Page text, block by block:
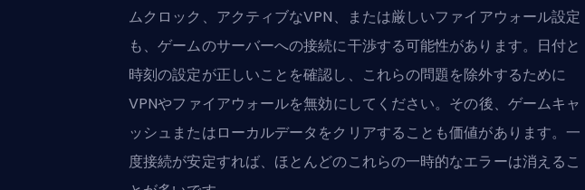
ムクロック、アクティブなVPN、または厳しいファイアウォール設定
も、ゲームのサーバーへの接続に干渉する可能性があります。日付と
時刻の設定が正しいことを確認し、これらの問題を除外するために
VPNやファイアウォールを無効にしてください。その後、ゲームキャ
ッシュまたはローカルデータをクリアすることも価値があります。一
度接続が安定すれば、ほとんどのこれらの一時的なエラーは消えるこ